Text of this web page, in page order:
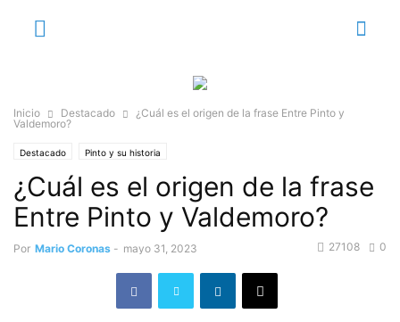
Inicio Destacado
¿Cuál es el origen de la frase Entre Pinto y
Valdemoro?
Destacado Pinto y su historia
¿Cuál es el origen de la frase
Entre Pinto y Valdemoro?
Por Mario Coronas - mayo 31, 2023 0
27108